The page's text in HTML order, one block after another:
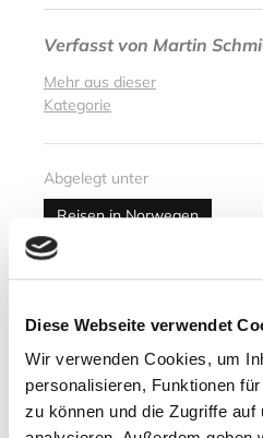
Diese Webseite verwendet
Wir verwenden Cookies, um
personalisieren, Funktionen
zu können und die Zugriffe auf
Verfasst von Martin
Mehr aus dieser
Kategorie
Abgelegt unter
Reisen in Norwegen
Neuer norwegischer
Tagesrekord
15. Februar 2018